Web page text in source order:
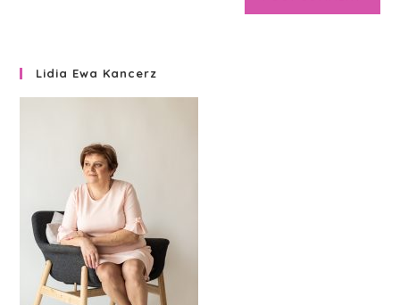
Lidia Ewa Kancerz